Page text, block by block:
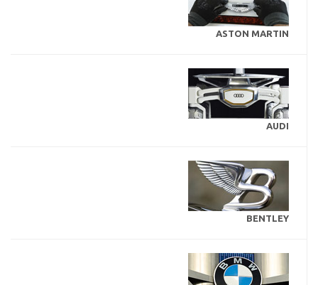
ASTON MARTIN
AUDI
BENTLEY